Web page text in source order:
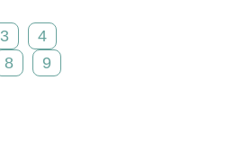
3
4
8
9